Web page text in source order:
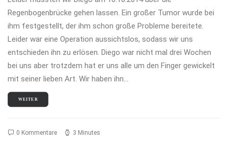
Regenbogenbrücke gehen lassen. Ein großer Tumor wurde bei
ihm festgestellt, der ihm schon große Probleme bereitete.
Leider war eine Operation aussichtslos, sodass wir uns
entschieden ihn zu erlösen. Diego war nicht mal drei Wochen
bei uns aber trotzdem hat er uns alle um den Finger gewickelt
mit seiner lieben Art. Wir haben ihn…
WEITER
0 Kommentare 3 Minutes